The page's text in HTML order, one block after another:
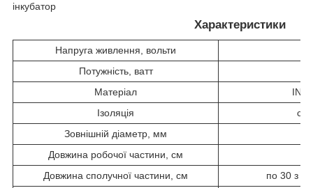
інкубатор
Характеристики
Напруга живлення, вольти
Потужність, ватт
Матеріал
Ізоляція
Зовнішній діаметр, мм
Довжина робочої частини, см
Довжина сполучної частини, см
по 30 з